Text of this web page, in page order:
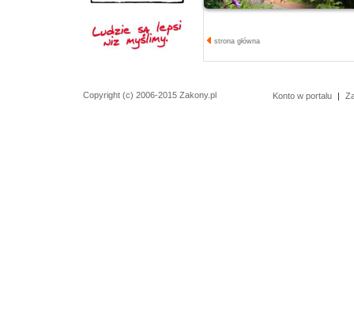
strona główna
Copyright (c) 2006-2015 Zakony.pl Konto w portalu |